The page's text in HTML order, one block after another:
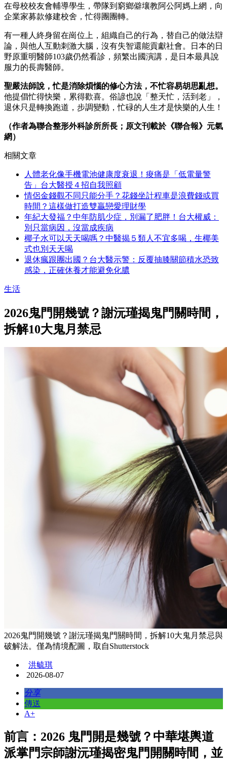
在母校校友會輔導學生，帶隊到窮鄉僻壤教阿公阿媽上網，向
企業家募款修建校舍，忙得團團轉。
有一種人終身留在崗位上，組織自己的行為，替自己的做法辯
論，與他人互動刺激大腦，沒有失智還能貢獻社會。日本的日
野原重明醫師103歲仍然看診，頻繁出國演講，是日本最具說
服力的長壽醫師。
聖嚴法師說，忙是消除煩惱的修心方法，不忙容易胡思亂想。
他提倡忙得快樂，累得歡喜。俗諺也說「整天忙，活到老」，
退休只是轉換跑道，步調變動，忙碌的人生才是快樂的人生！
（作者為聯合整形外科診所所長；原文刊載於《聯合報》元氣
網）
相關文章
人體老化像手機電池健康度衰退！痠痛是「低電量警
告」台大醫授４招自我照顧
情侶金錢觀不同只能分手？花錢坐計程車是浪費錢或買
時間？這樣做打造雙贏戀愛理財學
年紀大發福？中年防肌少症，別漏了肥胖！台大權威：
別只當病因，沒當成疾病
椰子水可以天天喝嗎？中醫揭５類人不宜多喝，生椰美
式也別天天喝
退休瘋跟團出國？台大醫示警：反覆抽膝關節積水恐致
感染，正確休養才能避免化膿
生活
2026鬼門開幾號？謝沅瑾揭鬼門關時間，
拆解10大鬼月禁忌
2026鬼門開幾號？謝沅瑾揭鬼門關時間，拆解10大鬼月禁忌與
破解法。僅為情境配圖，取自Shutterstock
洪毓琪
2026-08-07
分享
傳送
A+
前言：2026 鬼門開是幾號？中華堪輿道
派掌門宗師謝沅瑾揭密鬼門開關時間，並